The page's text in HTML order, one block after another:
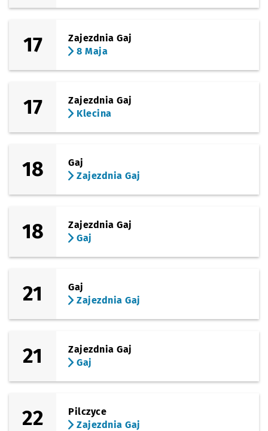
17
Zajezdnia Gaj
8 Maja
17
Zajezdnia Gaj
Klecina
18
Gaj
Zajezdnia Gaj
18
Zajezdnia Gaj
Gaj
21
Gaj
Zajezdnia Gaj
21
Zajezdnia Gaj
Gaj
22
Pilczyce
Zajezdnia Gaj